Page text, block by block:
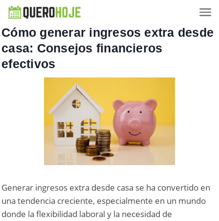
Cómo generar ingresos extra desde
casa: Consejos financieros
efectivos
Generar ingresos extra desde casa se ha convertido en
una tendencia creciente, especialmente en un mundo
donde la flexibilidad laboral y la necesidad de